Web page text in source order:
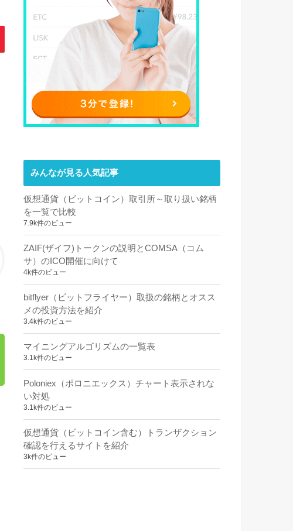
みんなが見る人気記事
仮想通貨（ビットコイン）取引所～取り扱い銘柄
を一覧で比較
7.9k件のビュー
ZAIF(ザイフ)トークンの説明とCOMSA（コム
サ）のICO開催に向けて
4k件のビュー
bitflyer（ビットフライヤー）取扱の銘柄とオスス
メの投資方法を紹介
3.4k件のビュー
マイニングアルゴリズムの一覧表
3.1k件のビュー
Poloniex（ポロニエックス）チャート表示されな
い対処
3.1k件のビュー
仮想通貨（ビットコイン含む）トランザクション
確認を行えるサイトを紹介
3k件のビュー